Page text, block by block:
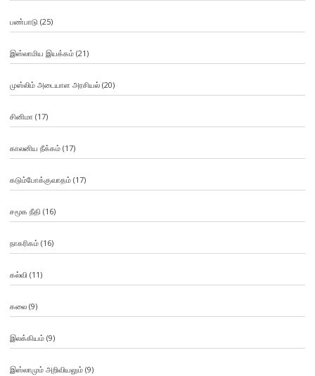
பண்பாடு(25)
இஸ்லாமிய இயக்கம்(21)
முஸ்லிம் அடையாள அரசியல்(20)
சினிமா (17)
காலனிய நீக்கம்(17)
கடும்போக்குவாதம்(17)
சமூக நீதி (16)
நாகரிகம்(16)
கல்வி (11)
கலை(9)
இலக்கியம்(9)
இஸ்லாமும் அறிவியலும்(9)